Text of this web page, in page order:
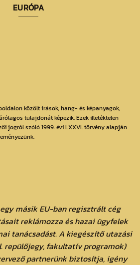
EURÓPA
közölt írások, hang- és képanyagok,
tulajdonát képezik. Ezek illetéktelen
jogról szóló 1999. évi LXXVI. törvény alapján
másik EU-ban regisztrált cég
reklámozza és hazai ügyfelek
tanácsadást. A kiegészítő utazási
repülőjegy, fakultatív programok)
partnerünk biztosítja, igény